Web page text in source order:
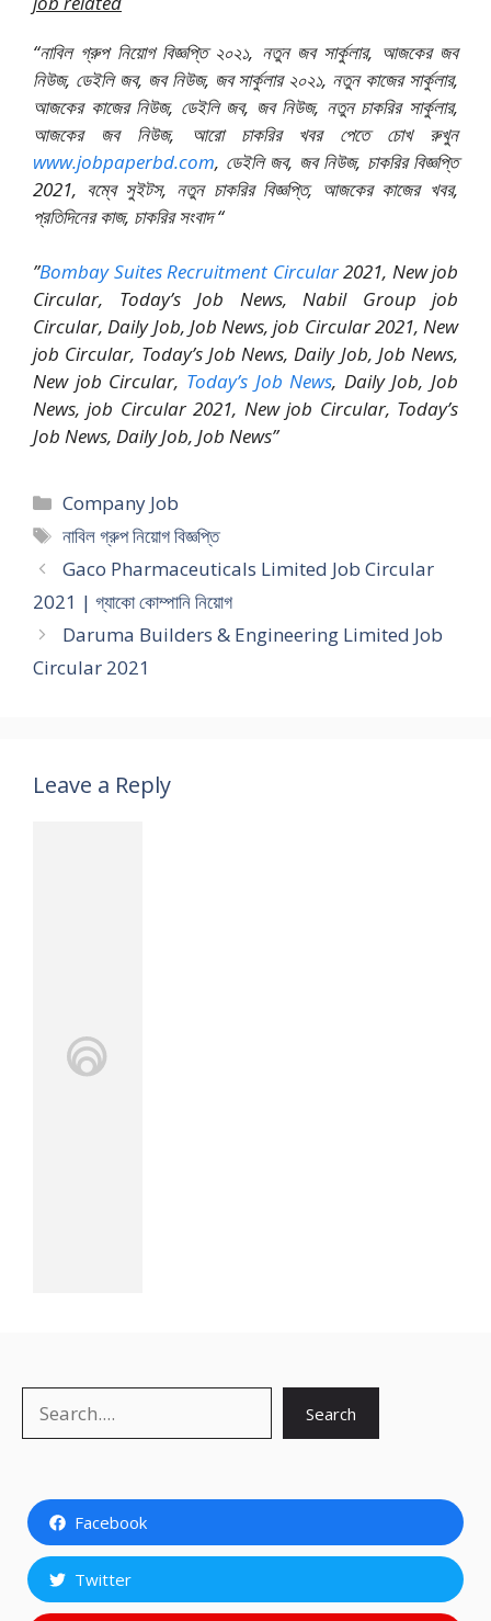
“নাবিল গ্রুপ নিয়োগ বিজ্ঞপ্তি ২০২১, নতুন জব সার্কুলার, আজকের জব
নিউজ, ডেইলি জব, জব নিউজ, জব সার্কুলার ২০২১, নতুন কাজের সার্কুলার,
আজকের কাজের নিউজ, ডেইলি জব, জব নিউজ, নতুন চাকরির সার্কুলার,
আজকের জব নিউজ, আরো চাকরির খবর পেতে চোখ রুখুন
www.jobpaperbd.com, ডেইলি জব, জব নিউজ, চাকরির বিজ্ঞপ্তি
2021, বম্বে সুইটস, নতুন চাকরির বিজ্ঞপ্তি, আজকের কাজের খবর,
প্রতিদিনের কাজ, চাকরির সংবাদ “
”Bombay Suites Recruitment Circular2021, New job
Circular, Today’s Job News, Nabil Group job
Circular, Daily Job, Job News, job Circular 2021, New
job Circular, Today’s Job News, Daily Job, Job News,
New job Circular, Today’s Job News, Daily Job, Job
News, job Circular 2021, New job Circular, Today’s
Job News, Daily Job, Job News”
Categories
Company Job
Tags
নাবিল গ্রুপ নিয়োগ বিজ্ঞপ্তি
Gaco Pharmaceuticals Limited Job Circular
2021 | গ্যাকো কোম্পানি নিয়োগ
Daruma Builders & Engineering Limited Job
Circular 2021
Leave a Reply
Search
Facebook
Twitter